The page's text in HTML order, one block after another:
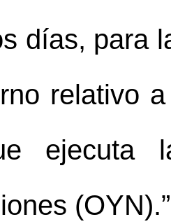
días, para
relativo
ejecuta
(OYN).”